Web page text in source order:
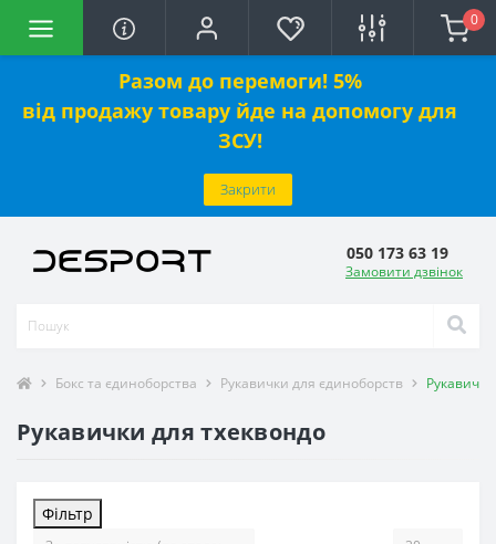
Разом до перемоги! 5%
від продажу товару йде на допомогу для
ЗСУ!
Закрити
0
050 173 63 19
Замовити дзвінок
Бокс та єдиноборства Рукавички для єдиноборств
Рукавички для тхеквондо
Фільтр